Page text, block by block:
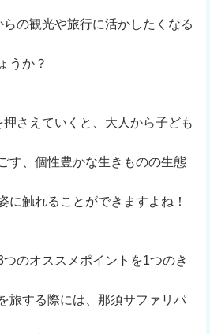
の観光や旅行に活かしたくなる
うか？
さえていくと、大人から子ども
す、個性豊かな生きものの生態
に触れることができますよね！
のオススメポイントを1つのき
旅する際には、那須サファリパ